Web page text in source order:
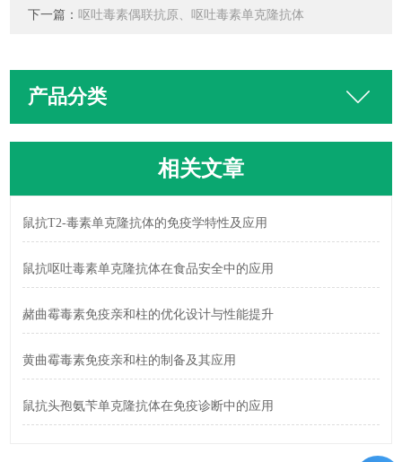
下一篇： 呕吐毒素偶联抗原、呕吐毒素单克隆抗体
产品分类
相关文章
鼠抗T2-毒素单克隆抗体的免疫学特性及应用
鼠抗呕吐毒素单克隆抗体在食品安全中的应用
赭曲霉毒素免疫亲和柱的优化设计与性能提升
黄曲霉毒素免疫亲和柱的制备及其应用
鼠抗头孢氨苄单克隆抗体在免疫诊断中的应用